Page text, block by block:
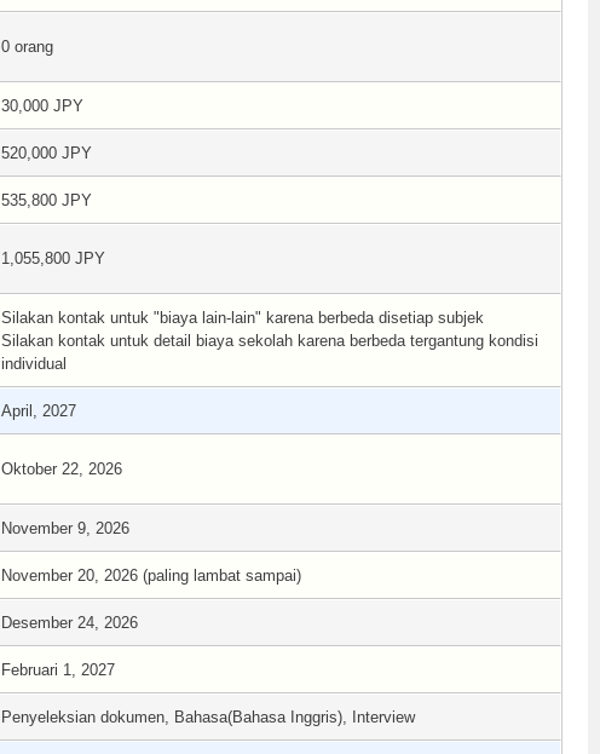
0 orang
30,000 JPY
520,000 JPY
535,800 JPY
1,055,800 JPY
Silakan kontak untuk "biaya lain-lain" karena berbeda disetiap subjek
Silakan kontak untuk detail biaya sekolah karena berbeda tergantung kondisi
individual
April, 2027
Oktober 22, 2026
November 9, 2026
November 20, 2026 (paling lambat sampai)
Desember 24, 2026
Februari 1, 2027
Penyeleksian dokumen, Bahasa(Bahasa Inggris), Interview